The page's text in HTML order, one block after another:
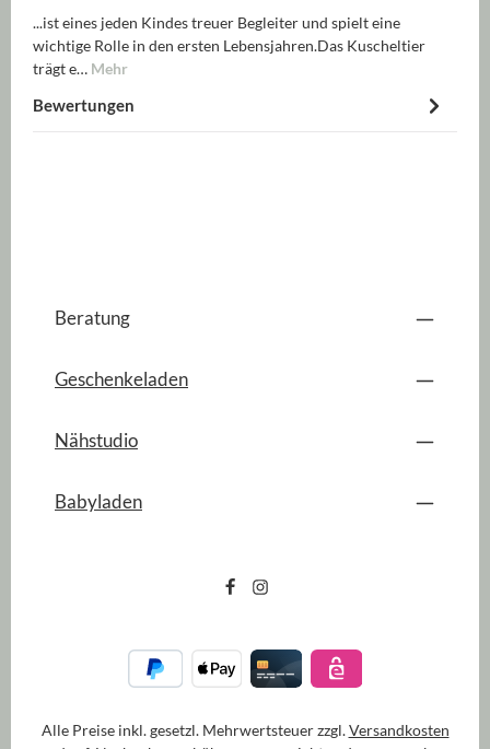
...ist eines jeden Kindes treuer Begleiter und spielt eine
wichtige Rolle in den ersten Lebensjahren.Das Kuscheltier
trägt e… Mehr
Bewertungen
Beratung
Geschenkeladen
Nähstudio
Babyladen
Alle Preise inkl. gesetzl. Mehrwertsteuer zzgl.Versandkosten